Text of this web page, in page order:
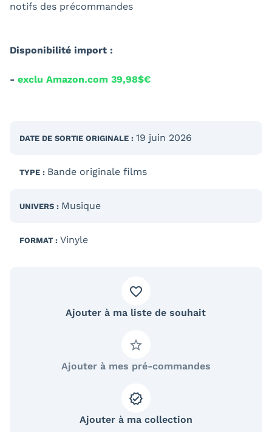
notifs des précommandes
Disponibilité import :
- exclu Amazon.com 39,98$€
DATE DE SORTIE ORIGINALE : 19 juin 2026
TYPE : Bande originale films
UNIVERS : Musique
FORMAT : Vinyle
Ajouter à ma liste de souhait
Ajouter à mes pré-commandes
Ajouter à ma collection